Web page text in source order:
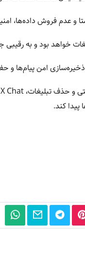
و عدم فروش داده‌ها،
خواهد بود و به
امن پیام‌ها و
پیدا کند.